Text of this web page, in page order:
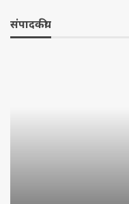
संपादकीय